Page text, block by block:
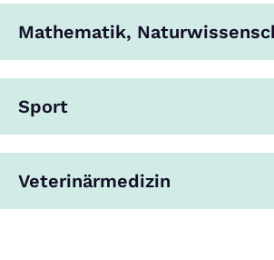
Mathematik,
Sport
Veterinärmedizin